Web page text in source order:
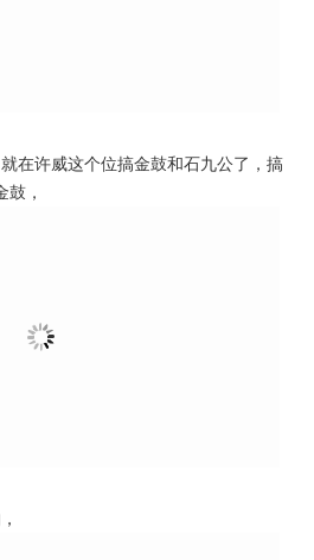
在许威这个位搞金鼓和石九公了，搞
鼓，